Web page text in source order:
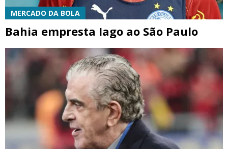
MERCADO DA BOLA
Bahia empresta Iago ao São Paulo